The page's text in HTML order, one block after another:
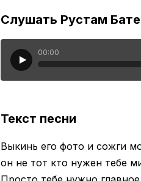
Слушать Рустам
00:00
Текст песни
Выкинь его фото и сожги
он не тот кто нужен тебе